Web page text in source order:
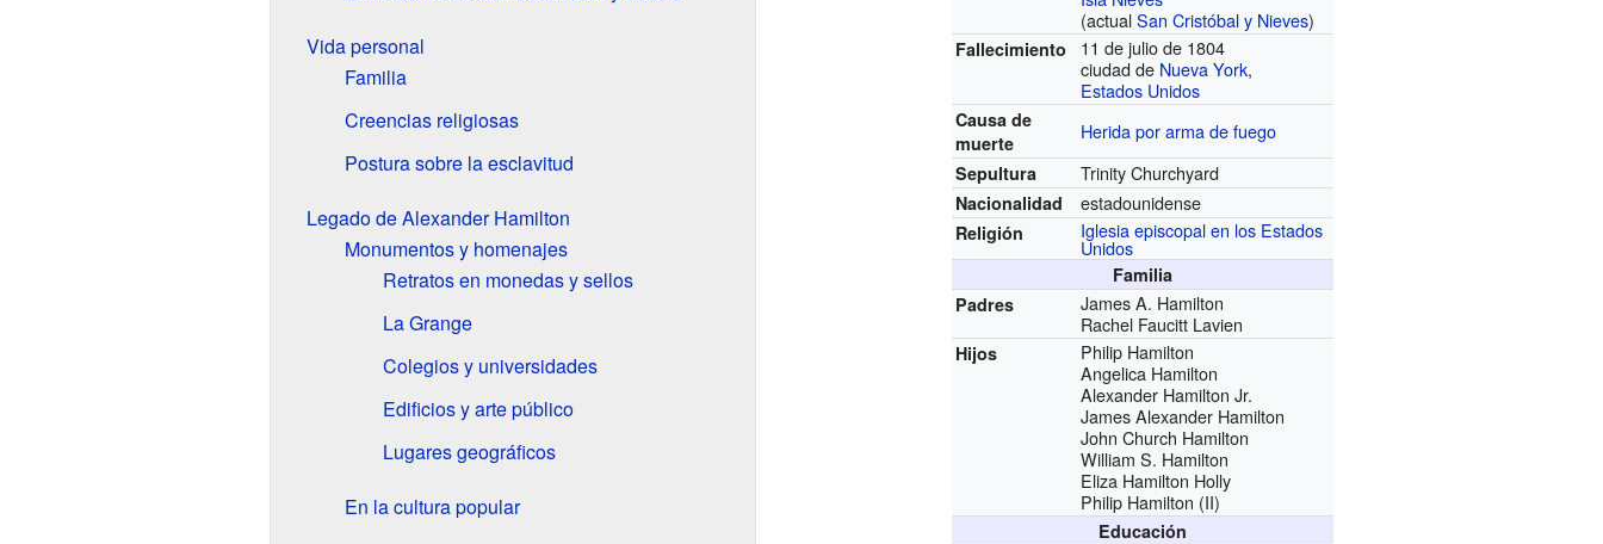
(actualSan Cristóbal y Nieves)
Fallecimiento
11 de julio de 1804
ciudad de Nueva York,
Estados Unidos
Causa de
muerte
Herida por arma de fuego
Sepultura Trinity Churchyard
Nacionalidad estadounidense
Religión Iglesia episcopal en los Estados
Unidos
Familia
Padres
James A. Hamilton
Rachel Faucitt Lavien
Hijos
Philip Hamilton
Angelica Hamilton
Alexander Hamilton Jr.
James Alexander Hamilton
John Church Hamilton
William S. Hamilton
Eliza Hamilton Holly
Philip Hamilton (II)
Educación
Vida personal
Familia
Creencias religiosas
Postura sobre la esclavitud
Legado de Alexander Hamilton
Monumentos y homenajes
Retratos en monedas y sellos
La Grange
Colegios y universidades
Edificios y arte público
Lugares geográficos
En la cultura popular